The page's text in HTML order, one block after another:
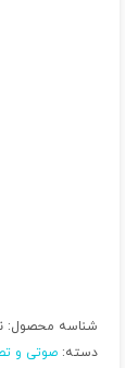
شناسه محصول:
دسته: صوتی و